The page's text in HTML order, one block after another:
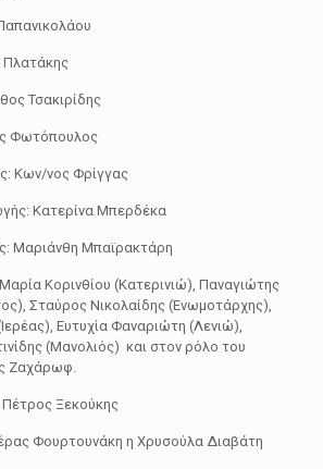
Πλατάκης
Τσακιρίδης
Φωτόπουλος
Κων/νος Φρίγγας
Κατερίνα Μπερδέκα
Μαριάνθη Μπαϊρακτάρη
Κορινθίου (Κατερινιώ), Παναγιώτης
Σταύρος Νικολαίδης (Ενωμοτάρχης),
Ευτυχία Φαναριώτη (Λενιώ),
(Μανολιός) και στον ρόλο του
Ζαχάρωφ.
Πέτρος Ξεκούκης
Φουρτουνάκη η Χρυσούλα Διαβάτη